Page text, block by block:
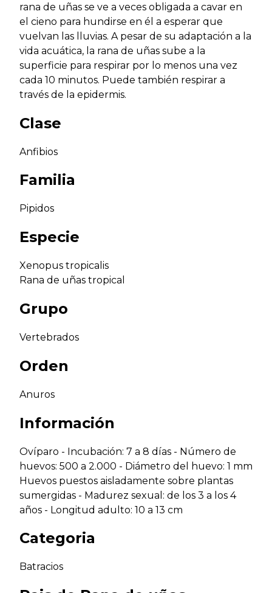
rana de uñas se ve a veces obligada a cavar en
el cieno para hundirse en él a esperar que
vuelvan las lluvias. A pesar de su adaptación a la
vida acuática, la rana de uñas sube a la
superficie para respirar por lo menos una vez
cada 10 minutos. Puede también respirar a
través de la epidermis.
Clase
Anfibios
Familia
Pipidos
Especie
Xenopus tropicalis
Rana de uñas tropical
Grupo
Vertebrados
Orden
Anuros
Información
Ovíparo - Incubación: 7 a 8 días - Número de
huevos: 500 a 2.000 - Diámetro del huevo: 1 mm
Huevos puestos aisladamente sobre plantas
sumergidas - Madurez sexual: de los 3 a los 4
años - Longitud adulto: 10 a 13 cm
Categoria
Batracios